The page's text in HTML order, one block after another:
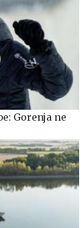
Gorenja ne